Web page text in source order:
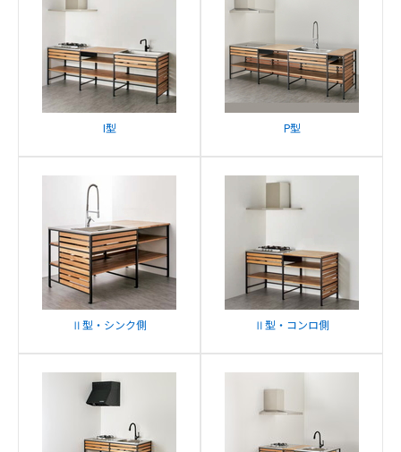
I型 P型
Ⅱ型・シンク側 Ⅱ型・コンロ側